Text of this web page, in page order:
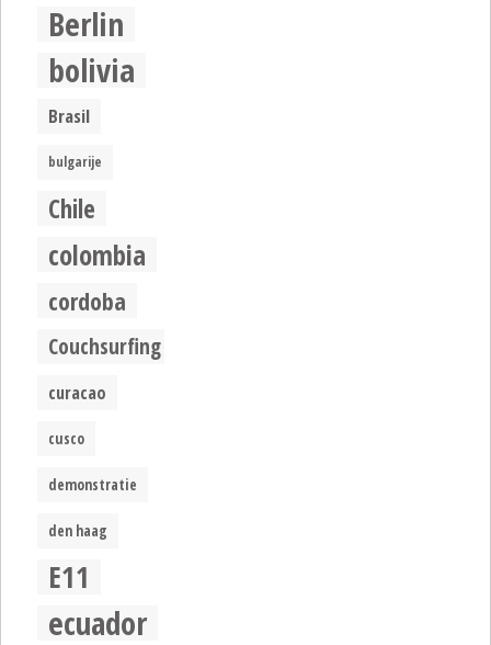
Berlin
bolivia
Brasil
bulgarije
Chile
colombia
cordoba
Couchsurfing
curacao
cusco
demonstratie
den haag
E11
ecuador